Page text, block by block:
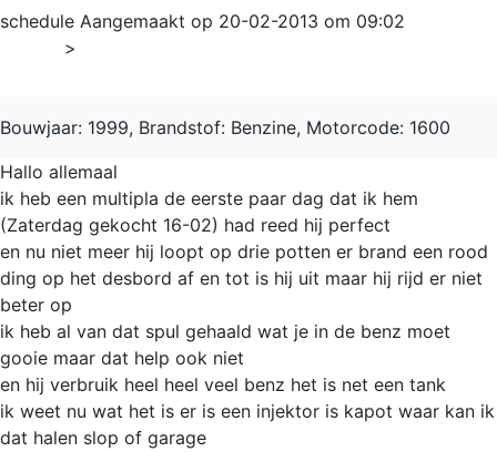
schedule Aangemaakt op 20-02-2013 om 09:02
>
Bouwjaar: 1999, Brandstof: Benzine, Motorcode: 1600
Hallo allemaal
ik heb een multipla de eerste paar dag dat ik hem
(Zaterdag gekocht 16-02) had reed hij perfect
en nu niet meer hij loopt op drie potten er brand een rood
ding op het desbord af en tot is hij uit maar hij rijd er niet
beter op
ik heb al van dat spul gehaald wat je in de benz moet
gooie maar dat help ook niet
en hij verbruik heel heel veel benz het is net een tank
ik weet nu wat het is er is een injektor is kapot waar kan ik
dat halen slop of garage